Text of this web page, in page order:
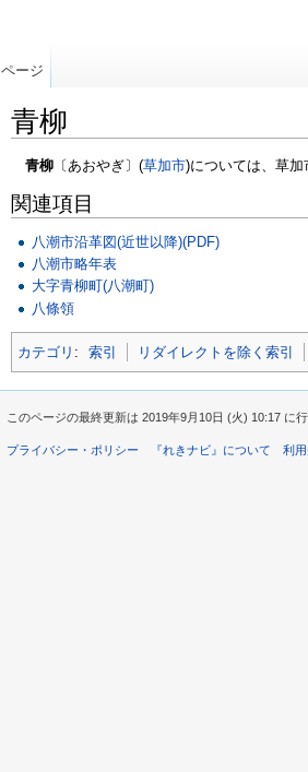
青柳
青柳 〔あおやぎ〕(草加市)については、草
関連項目
八潮市沿革図(近世以降)(PDF)
八潮市略年表
大字青柳町(八潮町)
八條領
カテゴリ : 索引 リダイレクトを除く索引
ページ
このページの最終更新は 2019年9月10日 (火) 10:17 に
プライバシー・ポリシー 『れきナビ』について 利